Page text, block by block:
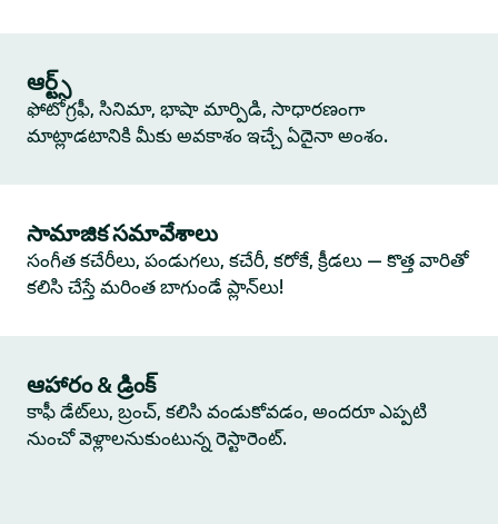
ఆర్ట్స్
ఫోటోగ్రఫీ, సినిమా, భాషా మార్పిడి, సాధారణంగా
మాట్లాడటానికి మీకు అవకాశం ఇచ్చే ఏదైనా అంశం.
సామాజిక సమావేశాలు
సంగీత కచేరీలు, పండుగలు, కచేరీ, కరోకే, క్రీడలు — కొత్త వారితో
కలిసి చేస్తే మరింత బాగుండే ప్లాన్‌లు!
ఆహారం & డ్రింక్
కాఫీ డేట్‌లు, బ్రంచ్, కలిసి వండుకోవడం, అందరూ ఎప్పటి
నుంచో వెళ్లాలనుకుంటున్న రెస్టారెంట్.